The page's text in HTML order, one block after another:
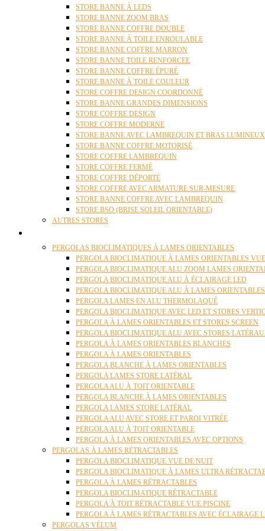
STORE BANNE À LEDS
STORE BANNE ZOOM BRAS
STORE BANNE COFFRE DOUBLE
STORE BANNE À TOILE ENROULABLE
STORE BANNE COFFRE MARRON
STORE BANNE TOILE RENFORCEE
STORE BANNE COFFRE ÉPURÉ
STORE BANNE À TOILE COULEUR
STORE COFFRE DESIGN COORDONNÉ
STORE BANNE GRANDES DIMENSIONS
STORE COFFRE DESIGN
STORE COFFRE MODERNE
STORE BANNE AVEC LAMBREQUIN ET BRAS LUMINEUX
STORE BANNE COFFRE MOTORISÉ
STORE COFFRE LAMBREQUIN
STORE COFFRE FERMÉ
STORE COFFRE DÉPORTÉ
STORE COFFRE AVEC ARMATURE SUR-MESURE
STORE BANNE COFFRE AVEC LAMBREQUIN
STORE BSO (BRISE SOLEIL ORIENTABLE)
AUTRES STORES
PERGOLAS BIOCLIMATIQUES À LAMES ORIENTABLES
PERGOLA BIOCLIMATIQUE À LAMES ORIENTABLES
PERGOLA BIOCLIMATIQUE ALU ZOOM LAMES
PERGOLA BIOCLIMATIQUE ALU À ÉCLAIRAGE LED
PERGOLA BIOCLIMATIQUE ALU À LAMES
PERGOLA LAMES EN ALU THERMOLAQUÉ
PERGOLA BIOCLIMATIQUE AVEC LED ET STORES
PERGOLA À LAMES ORIENTABLES ET STORES SCREEN
PERGOLA BIOCLIMATIQUE ALU AVEC STORES
PERGOLA À LAMES ORIENTABLES BLANCHES
PERGOLA À LAMES ORIENTABLES
PERGOLA BLANCHE À LAMES ORIENTABLES
PERGOLA LAMES STORE LATÉRAL
PERGOLA ALU À TOIT ORIENTABLE
PERGOLA BLANCHE À LAMES ORIENTABLES
PERGOLA LAMES STORE LATÉRAL
PERGOLA ALU AVEC STORE ET PAROI VITRÉE
PERGOLA ALU À TOIT ORIENTABLE
PERGOLA À LAMES ORIENTABLES AVEC OPTIONS
PERGOLAS À LAMES RÉTRACTABLES
PERGOLA BIOCLIMATIQUE VUE DE NUIT
PERGOLA BIOCLIMATIQUE À LAMES ULTRA
PERGOLA À LAMES RÉTRACTABLES
PERGOLA BIOCLIMATIQUE RÉTRACTABLE
PERGOLA À TOIT RÉTRACTABLE VUE PISCINE
PERGOLA À LAMES RÉTRACTABLES AVEC ÉCLAIRAGE
PERGOLAS VÉLUM